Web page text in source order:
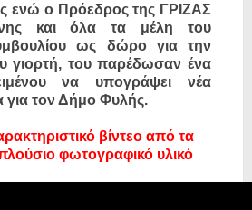
ενώ ο Πρόεδρος της ΓΡΙΖΑΣ
και όλα τα μέλη του
ως δώρο για την
γιορτή, του παρέδωσαν ένα
να υπογράψει νέα
για τον Δήμο Φυλής.
βίντεο από τα
φωτογραφικό υλικό